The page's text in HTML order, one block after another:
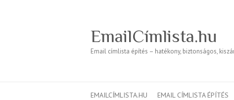
EmailCímlista.hu
Email címlista építés – hatékony, biztonságos,
EMAILCÍMLISTA.HU EMAIL CÍMLISTA ÉPÍTÉS